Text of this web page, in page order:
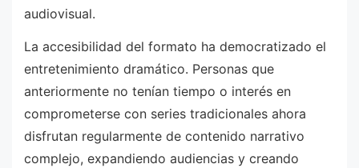
audiovisual.
La accesibilidad del formato ha democratizado el
entretenimiento dramático. Personas que
anteriormente no tenían tiempo o interés en
comprometerse con series tradicionales ahora
disfrutan regularmente de contenido narrativo
complejo, expandiendo audiencias y creando